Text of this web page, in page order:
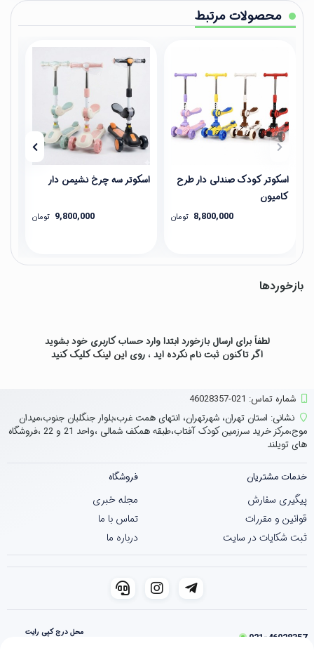
محصولات مرتبط
اسکوتر کودک صندلی دار طرح
کامیون
8,800,000 تومان
اسکوتر سه چرخ نشیمن دار
9,800,000 تومان
بازخوردها
لطفاً برای ارسال بازخورد ابتدا وارد حساب کاربری خود بشوید
اگر تاکنون ثبت نام نکرده اید ، روی این لینککلیک کنید
شماره تماس‌: 021-46028357
نشانی: استان تهران، شهرتهران، انتهای همت غرب،بلوار جنگلبان جنوب،میدان
موج،مرکز خرید سرزمین کودک آفتاب،طبقه همکف شمالی ،واحد 21 و 22 ،فروشگاه
های تویلند
خدمات مشتریان
پیگیری سفارش
قوانین و مقررات
ثبت شکایات در سایت
فروشگاه
مجله خبری
تماس با ما
درباره ما
021-46028357
محل درج کپی رایت